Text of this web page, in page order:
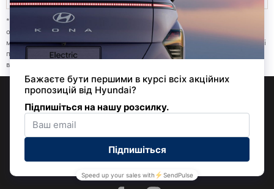
* Дані показники визначені Європейським центром сертифікації на основі
оригінальних стендових випробувань. Реальні експлуатаційні показники
можуть відрізнятися в залежності від географічного положення, дорожніх і
погодних умов, щільності руху, технічного стану автомобіля, якості
вживаного палива, стилю і навиків керування.
Контакти Новини
конфіденційності
Юридична
витрат палива та
КНОПКА